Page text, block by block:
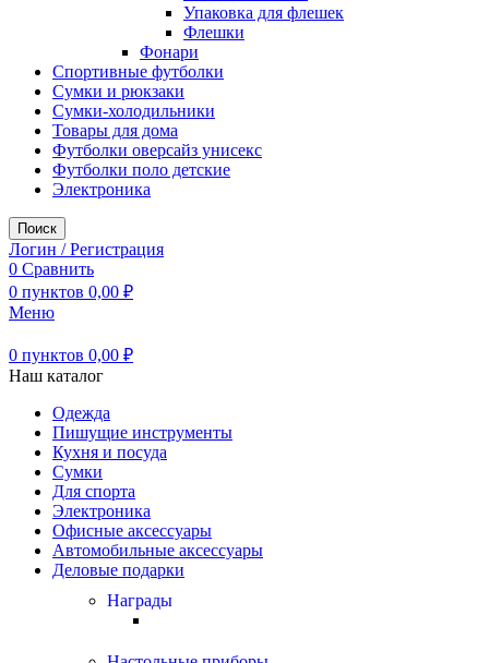
Упаковка для флешек
Флешки
Фонари
Спортивные футболки
Сумки и рюкзаки
Сумки-холодильники
Товары для дома
Футболки оверсайз унисекс
Футболки поло детские
Электроника
Поиск
Логин / Регистрация
0 Сравнить
0 пунктов 0,00 ₽
Меню
0 пунктов 0,00 ₽
Наш каталог
Одежда
Пишущие инструменты
Кухня и посуда
Сумки
Для спорта
Электроника
Офисные аксессуары
Автомобильные аксессуары
Деловые подарки
Награды